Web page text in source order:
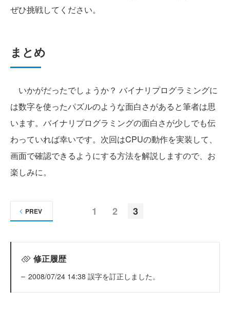
ぜひ挑戦してください。
まとめ
いかがだったでしょうか？ バイナリプログラミングに
は数字を使ったパズルのような面白さがあると筆者は思
います。バイナリプログラミングの面白さが少しでも伝
わっていれば幸いです。次回はCPUの動作を実装して、
画面で確認できるようにする方法を解説しますので、お
楽しみに。
1 2 3
PREV
修正履歴
2008/07/24 14:38 誤字を訂正しました。